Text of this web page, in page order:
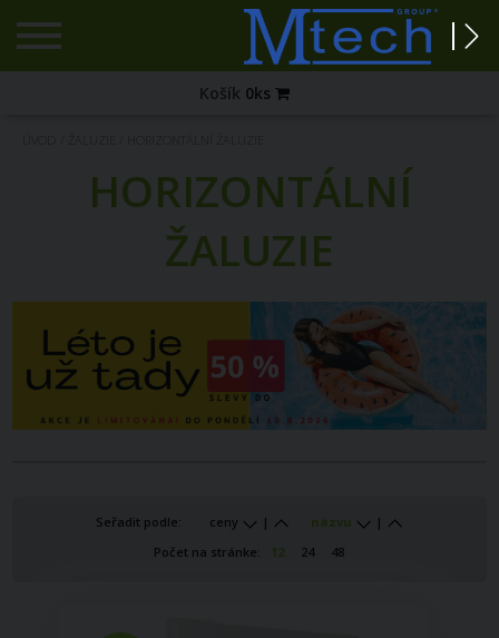
PŘIHLÁŠENÍ
Košík 0ks
HORIZONTÁLNÍ
ŽALUZIE
Seřadit podle: ceny | názvu
|
Počet na stránke: 12 24 48